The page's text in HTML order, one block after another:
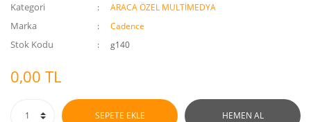
Kategori ARACA ÖZEL MULTİMEDYA
Marka Cadence
Stok Kodu g140
0,00 TL
SEPETE EKLE HEMEN AL